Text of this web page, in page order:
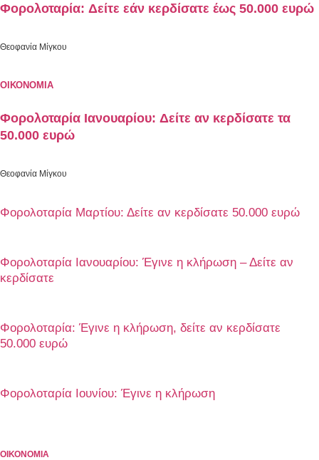
Φορολοταρία: Δείτε εάν κερδίσατε έως 50.000 ευρώ
Θεοφανία Μίγκου
ΟΙΚΟΝΟΜΙΑ
Φορολοταρία Ιανουαρίου: Δείτε αν κερδίσατε τα
50.000 ευρώ
Θεοφανία Μίγκου
Φορολοταρία Μαρτίου: Δείτε αν κερδίσατε 50.000 ευρώ
Φορολοταρία Ιανουαρίου: Έγινε η κλήρωση – Δείτε αν
κερδίσατε
Φορολοταρία: Έγινε η κλήρωση, δείτε αν κερδίσατε
50.000 ευρώ
Φορολοταρία Ιουνίου: Έγινε η κλήρωση
ΟΙΚΟΝΟΜΙΑ